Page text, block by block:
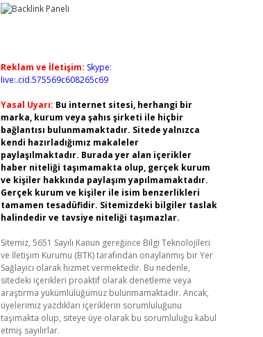
Reklam ve İletişim: Skype:
live:.cid.575569c608265c69
Yasal Uyarı: Bu internet sitesi, herhangi bir
marka, kurum veya şahıs şirketi ile hiçbir
bağlantısı bulunmamaktadır. Sitede yalnızca
kendi hazırladığımız makaleler
paylaşılmaktadır. Burada yer alan içerikler
haber niteliği taşımamakta olup, gerçek kurum
ve kişiler hakkında paylaşım yapılmamaktadır.
Gerçek kurum ve kişiler ile isim benzerlikleri
tamamen tesadüfidir. Sitemizdeki bilgiler taslak
halindedir ve tavsiye niteliği taşımazlar.
Sitemiz, 5651 Sayılı Kanun gereğince Bilgi Teknolojileri
ve İletişim Kurumu (BTK) tarafından onaylanmış bir Yer
Sağlayıcı olarak hizmet vermektedir. Bu nedenle,
sitedeki içerikleri proaktif olarak denetleme veya
araştırma yükümlülüğümüz bulunmamaktadır. Ancak,
üyelerimiz yazdıkları içeriklerin sorumluluğunu
taşımakta olup, siteye üye olarak bu sorumluluğu kabul
etmiş sayılırlar.